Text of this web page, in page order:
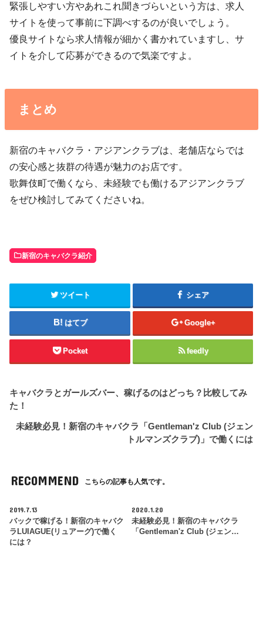
緊張しやすい方やあれこれ聞きづらいという方は、求人
サイトを使って事前に下調べするのが良いでしょう。
優良サイトなら求人情報が細かく書かれていますし、サ
イトを介して応募ができるので気楽ですよ。
まとめ
新宿のキャバクラ・アジアンクラブは、老舗店ならでは
の安心感と抜群の待遇が魅力のお店です。
歌舞伎町で働くなら、未経験でも働けるアジアンクラブ
をぜひ検討してみてくださいね。
新宿のキャバクラ紹介
ツイート シェア
はてブ Google+
Pocket feedly
キャバクラとガールズバー、稼げるのはどっち？比較してみ
た！
未経験必見！新宿のキャバクラ「Gentleman'z Club (ジェン
トルマンズクラブ)」で働くには
RECOMMEND こちらの記事も人気です。
2019.7.13
バックで稼げる！新宿のキャバク
ラLUIAGUE(リュアーグ)で働く
には？
2020.1.20
未経験必見！新宿のキャバクラ
「Gentleman'z Club (ジェン…